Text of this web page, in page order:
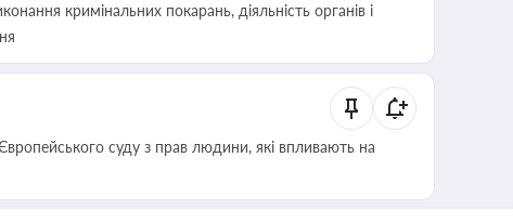
кримінальних покарань, діяльність органів і
суду з прав людини, які впливають на